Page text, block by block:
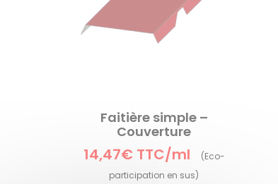
Faitière simple –
Couverture
14,47€ TTC/ml